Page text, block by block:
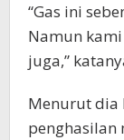
“Gas ini
Namun
juga,”
Menurut dia
penghasilan